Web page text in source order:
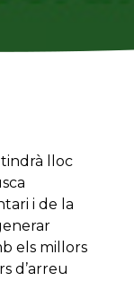
lloc
i de la
els millors
d’arreu